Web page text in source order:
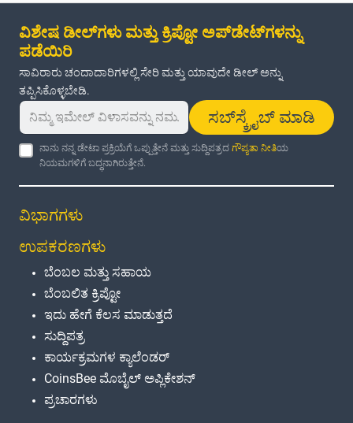
ವಿಶೇಷ ಡೀಲ್‌ಗಳು ಮತ್ತು ಕ್ರಿಪ್ಟೋ ಅಪ್‌ಡೇಟ್‌ಗಳನ್ನು
ಪಡೆಯಿರಿ
ಸಾವಿರಾರು ಚಂದಾದಾರಿಗಳಲ್ಲಿ ಸೇರಿ ಮತ್ತು ಯಾವುದೇ ಡೀಲ್ ಅನ್ನು
ತಪ್ಪಿಸಿಕೊಳ್ಳಬೇಡಿ.
ಸಬ್‌ಸ್ಕ್ರೈಬ್ ಮಾಡಿ
ನಾನು ನನ್ನ ಡೇಟಾ ಪ್ರಕ್ರಿಯೆಗೆ ಒಪ್ಪುತ್ತೇನೆ ಮತ್ತು ಸುದ್ದಿಪತ್ರದಗೌಪ್ಯತಾ ನೀತಿಯ
ನಿಯಮಗಳಿಗೆ ಬದ್ಧನಾಗಿರುತ್ತೇನೆ.
ವಿಭಾಗಗಳು
ಉಪಕರಣಗಳು
ಬೆಂಬಲ ಮತ್ತು ಸಹಾಯ
ಬೆಂಬಲಿತ ಕ್ರಿಪ್ಟೋ
ಇದು ಹೇಗೆ ಕೆಲಸ ಮಾಡುತ್ತದೆ
ಸುದ್ದಿಪತ್ರ
ಕಾರ್ಯಕ್ರಮಗಳ ಕ್ಯಾಲೆಂಡರ್
CoinsBee ಮೊಬೈಲ್ ಅಪ್ಲಿಕೇಶನ್
ಪ್ರಚಾರಗಳು